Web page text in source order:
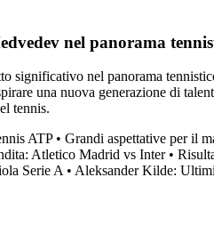
nel panorama
significativo nel panorama
una nuova generazione di
tennis.
ATP• Grandi aspettative per il
Atletico Madrid vs Inter•
Serie A • Aleksander Kilde: